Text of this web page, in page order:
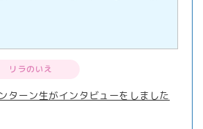
リラのいえ
ターン生がインタビューをしました